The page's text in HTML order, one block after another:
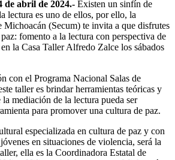
de abril de 2024.- Existen un sinfín de
lectura es uno de ellos, por ello, la
Michoacán (Secum) te invita a que disfrutes
fomento a la lectura con perspectiva de
la Casa Taller Alfredo Zalce los sábados
con el Programa Nacional Salas de
taller es brindar herramientas teóricas y
mediación de la lectura pueda ser
para promover una cultura de paz.
especializada en cultura de paz y con
en situaciones de violencia, será la
ella es la Coordinadora Estatal de